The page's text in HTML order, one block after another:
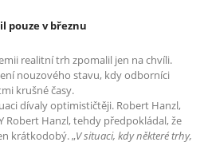
pouze v březnu
realitní trh zpomalil jen na chvíli.
nouzového stavu, kdy odborníci
krušné časy.
dívaly optimističtěji. Robert Hanzl,
Robert Hanzl, tehdy předpokládal, že
krátkodobý. „V situaci, kdy některé trhy,